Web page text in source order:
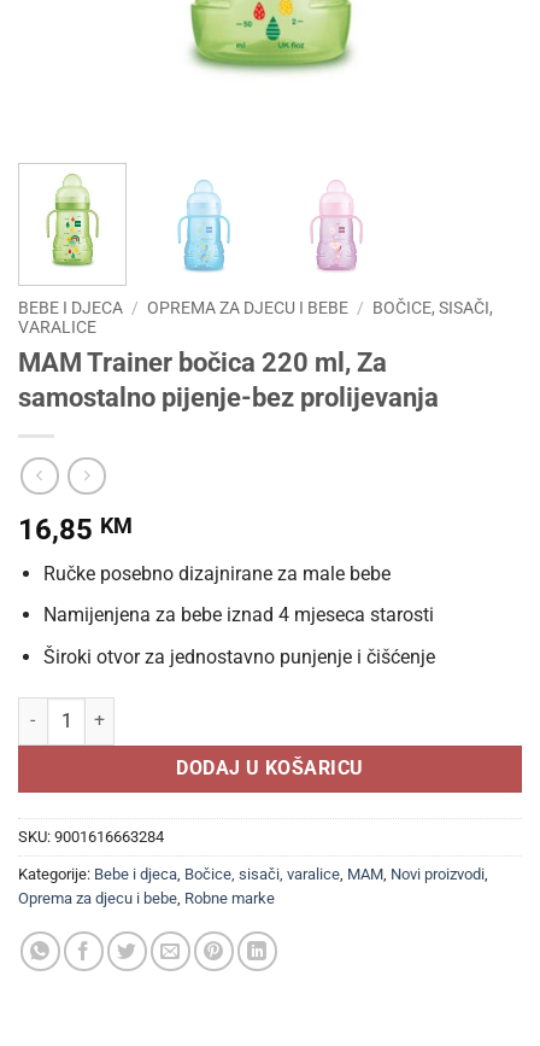
BEBE I DJECA / OPREMA ZA DJECU I BEBE / BOČICE, SISAČI,
VARALICE
MAM Trainer bočica 220 ml, Za
samostalno pijenje-bez prolijevanja
16,85 KM
Ručke posebno dizajnirane za male bebe
Namijenjena za bebe iznad 4 mjeseca starosti
Široki otvor za jednostavno punjenje i čišćenje
MAM Trainer bočica 220 ml, Za samostalno pijenje-bez
DODAJ U KOŠARICU
SKU: 9001616663284
Kategorije: Bebe i djeca Bočice, sisači, varalice MAM Novi proizvodi
Oprema za djecu i bebe Robne marke